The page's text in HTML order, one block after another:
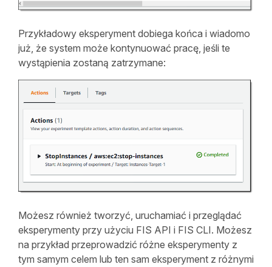
Przykładowy eksperyment dobiega końca i wiadomo
już, że system może kontynuować pracę, jeśli te
wystąpienia zostaną zatrzymane:
Możesz również tworzyć, uruchamiać i przeglądać
eksperymenty przy użyciu FIS API i FIS CLI. Możesz
na przykład przeprowadzić różne eksperymenty z
tym samym celem lub ten sam eksperyment z różnymi